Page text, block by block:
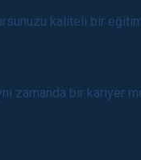
kaliteli bir
zamanda bir kariyer